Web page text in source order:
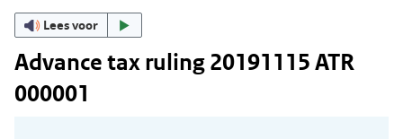
Lees voor
Advance tax ruling 20191115 ATR
000001